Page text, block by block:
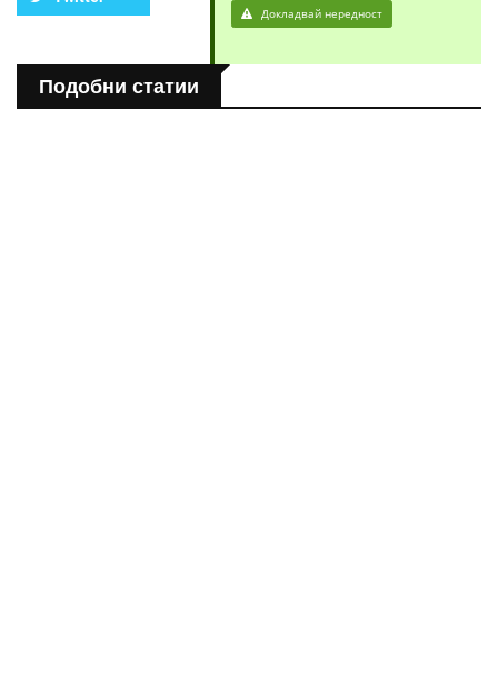
Докладвай нередност
Подобни статии